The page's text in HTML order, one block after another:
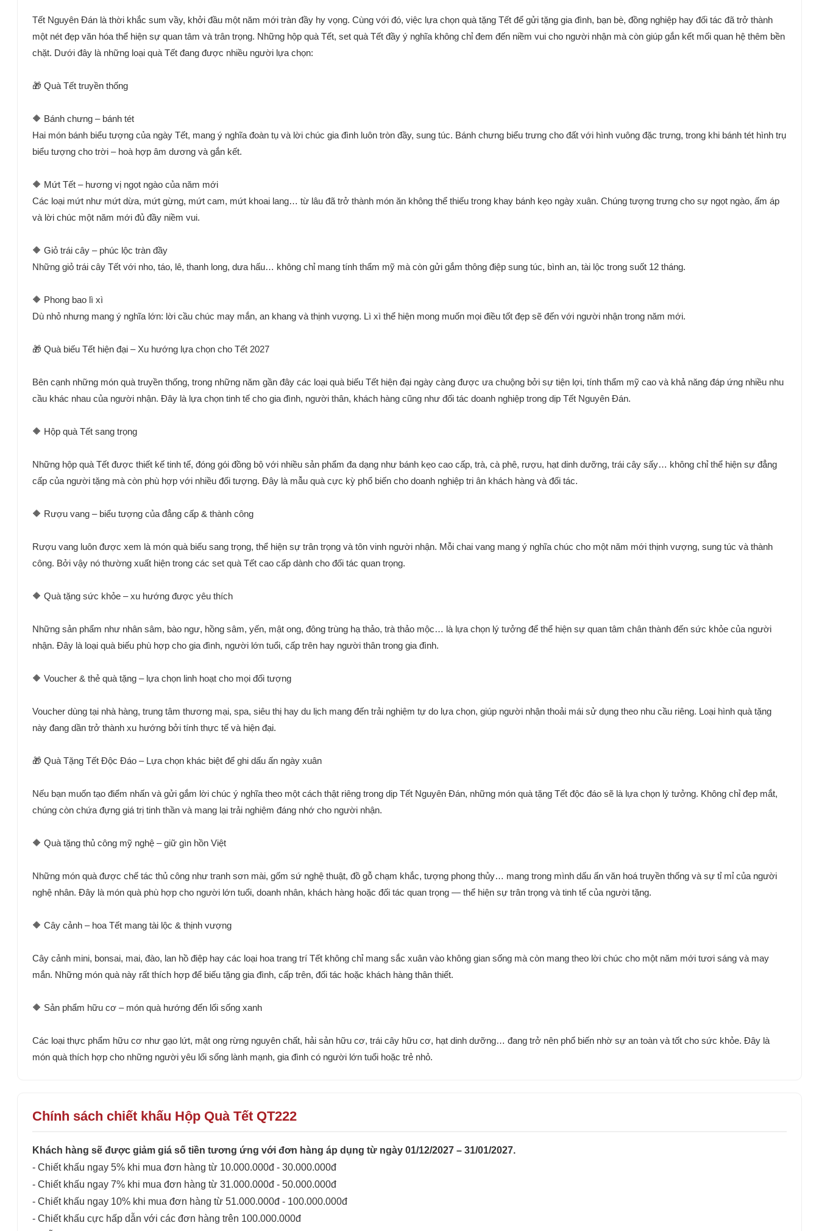
Tết Nguyên Đán là thời khắc sum vầy, khởi đầu một năm mới tràn đầy hy vọng. Cùng với đó, việc lựa chọn quà tặng Tết để gửi tặng gia đình, bạn bè, đồng nghiệp hay đối tác đã trở thành
một nét đẹp văn hóa thể hiện sự quan tâm và trân trọng. Những hộp quà Tết, set quà Tết đầy ý nghĩa không chỉ đem đến niềm vui cho người nhận mà còn giúp gắn kết mối quan hệ thêm bền
chặt. Dưới đây là những loại quà Tết đang được nhiều người lựa chọn:
🎁 Quà Tết truyền thống
🔶 Bánh chưng – bánh tét
Hai món bánh biểu tượng của ngày Tết, mang ý nghĩa đoàn tụ và lời chúc gia đình luôn tròn đầy, sung túc. Bánh chưng biểu trưng cho đất với hình vuông đặc trưng, trong khi bánh tét hình trụ
biểu tượng cho trời – hoà hợp âm dương và gắn kết.
🔶 Mứt Tết – hương vị ngọt ngào của năm mới
Các loại mứt như mứt dừa, mứt gừng, mứt cam, mứt khoai lang… từ lâu đã trở thành món ăn không thể thiếu trong khay bánh kẹo ngày xuân. Chúng tượng trưng cho sự ngọt ngào, ấm áp
và lời chúc một năm mới đủ đầy niềm vui.
🔶 Giỏ trái cây – phúc lộc tràn đầy
Những giỏ trái cây Tết với nho, táo, lê, thanh long, dưa hấu… không chỉ mang tính thẩm mỹ mà còn gửi gắm thông điệp sung túc, bình an, tài lộc trong suốt 12 tháng.
🔶 Phong bao lì xì
Dù nhỏ nhưng mang ý nghĩa lớn: lời cầu chúc may mắn, an khang và thịnh vượng. Lì xì thể hiện mong muốn mọi điều tốt đẹp sẽ đến với người nhận trong năm mới.
🎁 Quà biếu Tết hiện đại – Xu hướng lựa chọn cho Tết 2027
Bên cạnh những món quà truyền thống, trong những năm gần đây các loại quà biếu Tết hiện đại ngày càng được ưa chuộng bởi sự tiện lợi, tính thẩm mỹ cao và khả năng đáp ứng nhiều nhu
cầu khác nhau của người nhận. Đây là lựa chọn tinh tế cho gia đình, người thân, khách hàng cũng như đối tác doanh nghiệp trong dịp Tết Nguyên Đán.
🔶 Hộp quà Tết sang trọng
Những hộp quà Tết được thiết kế tinh tế, đóng gói đồng bộ với nhiều sản phẩm đa dạng như bánh kẹo cao cấp, trà, cà phê, rượu, hạt dinh dưỡng, trái cây sấy… không chỉ thể hiện sự đẳng
cấp của người tặng mà còn phù hợp với nhiều đối tượng. Đây là mẫu quà cực kỳ phổ biến cho doanh nghiệp tri ân khách hàng và đối tác.
🔶 Rượu vang – biểu tượng của đẳng cấp & thành công
Rượu vang luôn được xem là món quà biếu sang trọng, thể hiện sự trân trọng và tôn vinh người nhận. Mỗi chai vang mang ý nghĩa chúc cho một năm mới thịnh vượng, sung túc và thành
công. Bởi vậy nó thường xuất hiện trong các set quà Tết cao cấp dành cho đối tác quan trọng.
🔶 Quà tặng sức khỏe – xu hướng được yêu thích
Những sản phẩm như nhân sâm, bào ngư, hồng sâm, yến, mật ong, đông trùng hạ thảo, trà thảo mộc… là lựa chọn lý tưởng để thể hiện sự quan tâm chân thành đến sức khỏe của người
nhận. Đây là loại quà biếu phù hợp cho gia đình, người lớn tuổi, cấp trên hay người thân trong gia đình.
🔶 Voucher & thẻ quà tặng – lựa chọn linh hoạt cho mọi đối tượng
Voucher dùng tại nhà hàng, trung tâm thương mại, spa, siêu thị hay du lịch mang đến trải nghiệm tự do lựa chọn, giúp người nhận thoải mái sử dụng theo nhu cầu riêng. Loại hình quà tặng
này đang dần trở thành xu hướng bởi tính thực tế và hiện đại.
🎁 Quà Tặng Tết Độc Đáo – Lựa chọn khác biệt để ghi dấu ấn ngày xuân
Nếu bạn muốn tạo điểm nhấn và gửi gắm lời chúc ý nghĩa theo một cách thật riêng trong dịp Tết Nguyên Đán, những món quà tặng Tết độc đáo sẽ là lựa chọn lý tưởng. Không chỉ đẹp mắt,
chúng còn chứa đựng giá trị tinh thần và mang lại trải nghiệm đáng nhớ cho người nhận.
🔶 Quà tặng thủ công mỹ nghệ – giữ gìn hồn Việt
Những món quà được chế tác thủ công như tranh sơn mài, gốm sứ nghệ thuật, đồ gỗ chạm khắc, tượng phong thủy… mang trong mình dấu ấn văn hoá truyền thống và sự tỉ mỉ của người
nghệ nhân. Đây là món quà phù hợp cho người lớn tuổi, doanh nhân, khách hàng hoặc đối tác quan trọng — thể hiện sự trân trọng và tinh tế của người tặng.
🔶 Cây cảnh – hoa Tết mang tài lộc & thịnh vượng
Cây cảnh mini, bonsai, mai, đào, lan hồ điệp hay các loại hoa trang trí Tết không chỉ mang sắc xuân vào không gian sống mà còn mang theo lời chúc cho một năm mới tươi sáng và may
mắn. Những món quà này rất thích hợp để biếu tặng gia đình, cấp trên, đối tác hoặc khách hàng thân thiết.
🔶 Sản phẩm hữu cơ – món quà hướng đến lối sống xanh
Các loại thực phẩm hữu cơ như gạo lứt, mật ong rừng nguyên chất, hải sản hữu cơ, trái cây hữu cơ, hạt dinh dưỡng… đang trở nên phổ biến nhờ sự an toàn và tốt cho sức khỏe. Đây là
món quà thích hợp cho những người yêu lối sống lành mạnh, gia đình có người lớn tuổi hoặc trẻ nhỏ.
Chính sách chiết khấu Hộp Quà Tết QT222
Khách hàng sẽ được giảm giá số tiền tương ứng với đơn hàng áp dụng từ ngày 01/12/2027 – 31/01/2027.
- Chiết khấu ngay 5% khi mua đơn hàng từ 10.000.000đ - 30.000.000đ
- Chiết khấu ngay 7% khi mua đơn hàng từ 31.000.000đ - 50.000.000đ
- Chiết khấu ngay 10% khi mua đơn hàng từ 51.000.000đ - 100.000.000đ
- Chiết khấu cực hấp dẫn với các đơn hàng trên 100.000.000đ